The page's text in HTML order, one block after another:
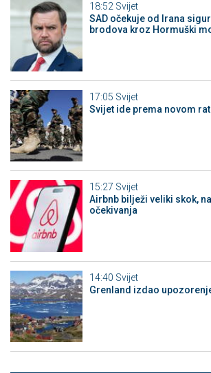
18:52 Svijet
SAD očekuje od Irana
brodova kroz Hormuški
17:05 Svijet
Svijet ide prema novom
15:27 Svijet
Airbnb bilježi veliki skok,
očekivanja
14:40 Svijet
Grenland izdao